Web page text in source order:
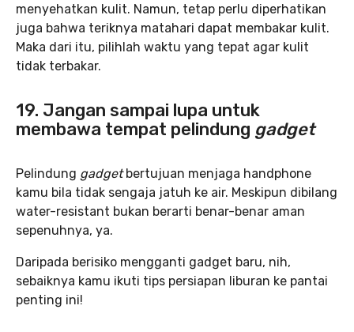
menyehatkan kulit. Namun, tetap perlu diperhatikan
juga bahwa teriknya matahari dapat membakar kulit.
Maka dari itu, pilihlah waktu yang tepat agar kulit
tidak terbakar.
19. Jangan sampai lupa untuk
membawa tempat pelindung gadget
Pelindung gadgetbertujuan menjaga handphone
kamu bila tidak sengaja jatuh ke air. Meskipun dibilang
water-resistant bukan berarti benar-benar aman
sepenuhnya, ya.
Daripada berisiko mengganti gadget baru, nih,
sebaiknya kamu ikuti tips persiapan liburan ke pantai
penting ini!